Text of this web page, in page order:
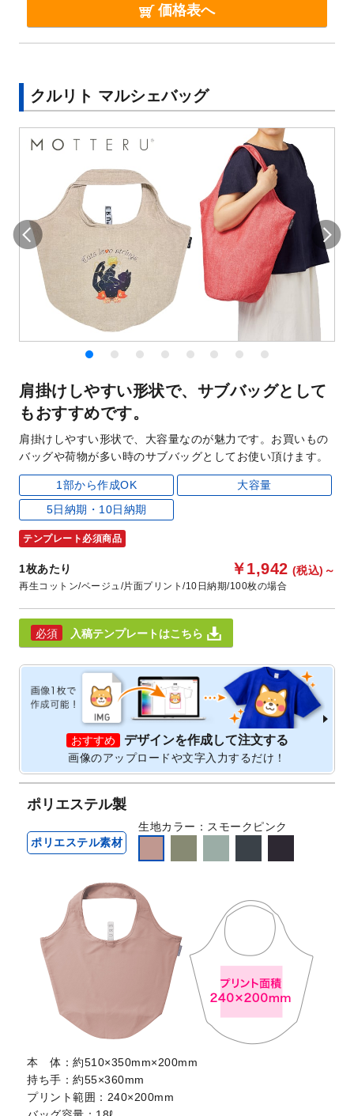
価格表へ
クルリト マルシェバッグ
肩掛けしやすい形状で、サブバッグとして
もおすすめです。
肩掛けしやすい形状で、大容量なのが魅力です。お買いもの
バッグや荷物が多い時のサブバッグとしてお使い頂けます。
1部から作成OK
大容量
5日納期・10日納期
テンプレート必須商品
1枚あたり ￥1,942 (税込) ～
再生コットン ベージュ 片面プリント 10日納期 100枚の場合
入稿テンプレートはこちら
おすすめ デザインを作成して注文する
画像のアップロードや文字入力するだけ！
ポリエステル製
ポリエステル素材
生地カラー スモークピンク
本 体： 約510×350mm×200mm
持ち手： 約55×360mm
プリント範囲： 240×200mm